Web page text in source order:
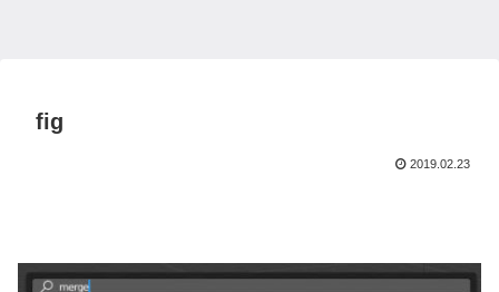
fig
2019.02.23